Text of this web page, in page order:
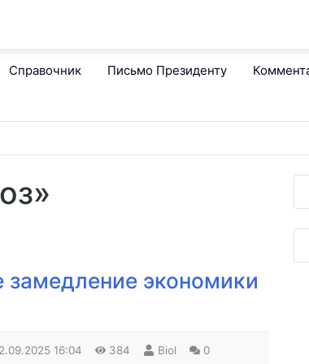
Справочник Письмо Президенту
замедление экономики
16:04 384 Biol 0